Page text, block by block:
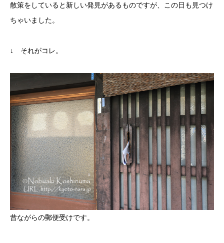
散策をしていると新しい発見があるものですが、この日も見つけ
ちゃいました。
↓ それがコレ。
昔ながらの郵便受けです。